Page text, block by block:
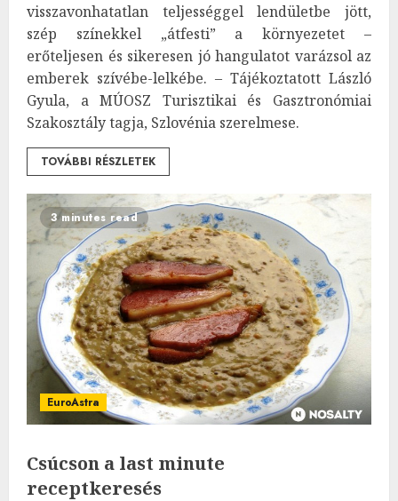
visszavonhatatlan teljességgel lendületbe jött,
szép színekkel „átfesti” a környezetet –
erőteljesen és sikeresen jó hangulatot varázsol az
emberek szívébe-lelkébe. – Tájékoztatott László
Gyula, a MÚOSZ Turisztikai és Gasztronómiai
Szakosztály tagja, Szlovénia szerelmese.
TOVÁBBI RÉSZLETEK
3 minutes read
EuroAstra
Csúcson a last minute
receptkeresés